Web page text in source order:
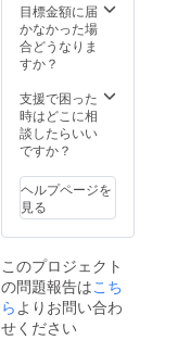
目標金額に届
かなかった場
合どうなりま
すか？
支援で困った
時はどこに相
談したらいい
ですか？
ヘルプページを
見る
このプロジェクト
の問題報告はこち
らよりお問い合わ
せください